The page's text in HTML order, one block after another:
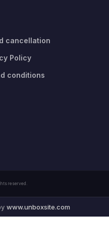
cancellation
Policy
conditions
reserved.
www.unboxsite.com